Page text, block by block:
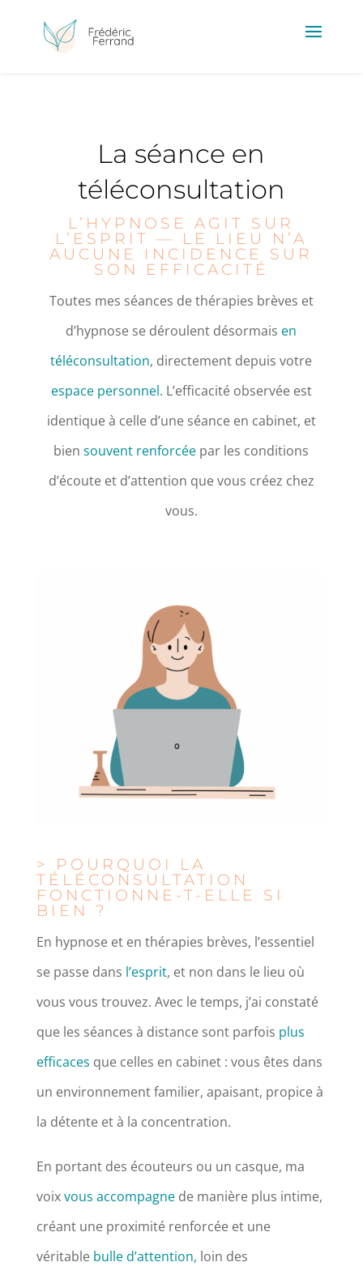
La séance en
téléconsultation
L’HYPNOSE AGIT SUR
L’ESPRIT — LE LIEU N’A
AUCUNE INCIDENCE SUR
SON EFFICACITÉ
Toutes mes séances de thérapies brèves et
d’hypnose se déroulent désormais en
téléconsultation, directement depuis votre
espace personnel. L’efficacité observée est
identique à celle d’une séance en cabinet, et
bien souvent renforcée par les conditions
d’écoute et d’attention que vous créez chez
vous.
> POURQUOI LA
TÉLÉCONSULTATION
FONCTIONNE-T-ELLE SI
BIEN ?
En hypnose et en thérapies brèves, l’essentiel
se passe dans l’esprit, et non dans le lieu où
vous vous trouvez. Avec le temps, j’ai constaté
que les séances à distance sont parfois plus
efficaces que celles en cabinet : vous êtes dans
un environnement familier, apaisant, propice à
la détente et à la concentration.
En portant des écouteurs ou un casque, ma
voixvous accompagnede manière plus intime,
créant une proximité renforcée et une
véritable bulle d’attention, loin des